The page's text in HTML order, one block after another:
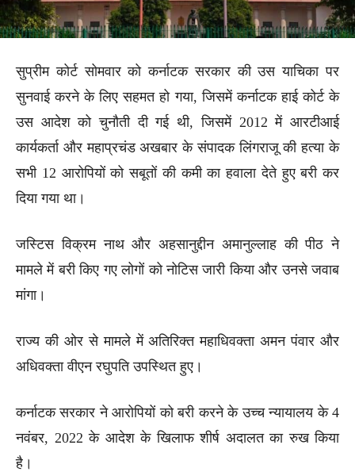
सुप्रीम कोर्ट सोमवार को कर्नाटक सरकार की उस याचिका पर
सुनवाई करने के लिए सहमत हो गया, जिसमें कर्नाटक हाई कोर्ट के
उस आदेश को चुनौती दी गई थी, जिसमें 2012 में आरटीआई
कार्यकर्ता और महाप्रचंड अखबार के संपादक लिंगराजू की हत्या के
सभी 12 आरोपियों को सबूतों की कमी का हवाला देते हुए बरी कर
दिया गया था।
जस्टिस विक्रम नाथ और अहसानुद्दीन अमानुल्लाह की पीठ ने
मामले में बरी किए गए लोगों को नोटिस जारी किया और उनसे जवाब
मांगा।
राज्य की ओर से मामले में अतिरिक्त महाधिवक्ता अमन पंवार और
अधिवक्ता वीएन रघुपति उपस्थित हुए।
कर्नाटक सरकार ने आरोपियों को बरी करने के उच्च न्यायालय के 4
नवंबर, 2022 के आदेश के खिलाफ शीर्ष अदालत का रुख किया
है।